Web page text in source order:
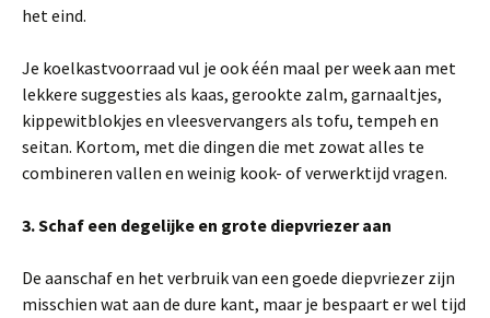
het eind.
Je koelkastvoorraad vul je ook één maal per week aan met
lekkere suggesties als kaas, gerookte zalm, garnaaltjes,
kippewitblokjes en vleesvervangers als tofu, tempeh en
seitan. Kortom, met die dingen die met zowat alles te
combineren vallen en weinig kook- of verwerktijd vragen.
3. Schaf een degelijke en grote diepvriezer aan
De aanschaf en het verbruik van een goede diepvriezer zijn
misschien wat aan de dure kant, maar je bespaart er wel tijd